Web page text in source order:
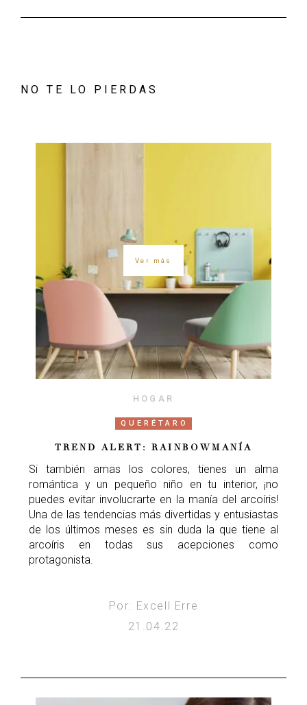
NO TE LO PIERDAS
Ver más
HOGAR
QUERÉTARO
TREND ALERT: RAINBOWMANÍA
Si también amas los colores, tienes un alma
romántica y un pequeño niño en tu interior, ¡no
puedes evitar involucrarte en la manía del arcoíris!
Una de las tendencias más divertidas y entusiastas
de los últimos meses es sin duda la que tiene al
arcoíris en todas sus acepciones como
protagonista.
Por: Excell Erre
21.04.22